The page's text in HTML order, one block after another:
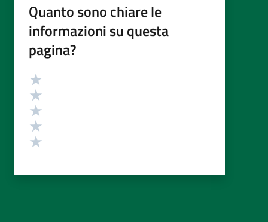
Quanto sono chiare le
informazioni su questa
pagina?
Valutazione